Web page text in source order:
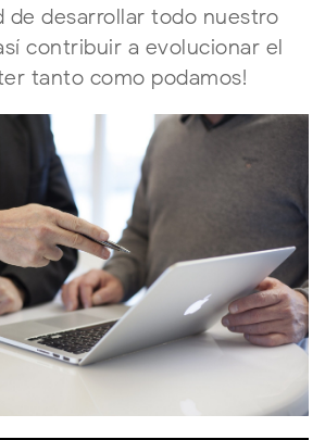
de desarrollar todo nuestro
contribuir a evolucionar el
tanto como podamos!